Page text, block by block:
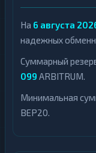
На 6 августа
надежных
Суммарный
099 ARBITRUM.
Минимальная
BEP20.